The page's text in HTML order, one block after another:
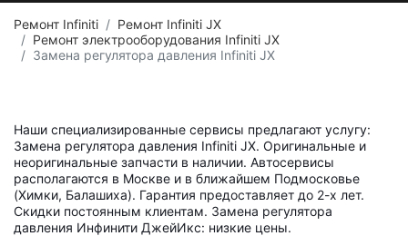
Ремонт Infiniti
Ремонт Infiniti JX
Ремонт электрооборудования Infiniti JX
Замена регулятора давления Infiniti JX
Наши специализированные сервисы предлагают услугу:
Замена регулятора давления Infiniti JX. Оригинальные и
неоригинальные запчасти в наличии. Автосервисы
располагаются в Москве и в ближайшем Подмосковье
(Химки, Балашиха). Гарантия предоставляет до 2-х лет.
Скидки постоянным клиентам. Замена регулятора
давления Инфинити ДжейИкс: низкие цены.